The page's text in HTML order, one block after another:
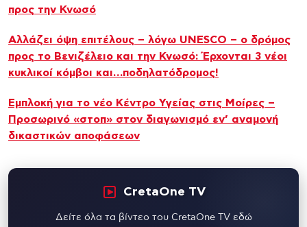
προς την Κνωσό
Αλλάζει όψη επιτέλους – λόγω UNESCO – ο δρόμος
προς το Βενιζέλειο και την Κνωσό: Έρχονται 3 νέοι
κυκλικοί κόμβοι και…ποδηλατόδρομος!
Εμπλοκή για το νέο Κέντρο Υγείας στις Μοίρες –
Προσωρινό «στοπ» στον διαγωνισμό εν’ αναμονή
δικαστικών αποφάσεων
CretaOne TV
Δείτε όλα τα βίντεο του CretaOne TV εδώ